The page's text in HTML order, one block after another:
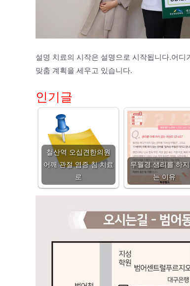
설명 치료의 시작은 설명으로 시작됩니다.어
맞춤 계획을 세우고 있습니다.
인기글
철산역 오십견한의원
어깨 관절 염증 침 치료
로
무월경 생리를 하
는 이유